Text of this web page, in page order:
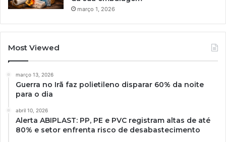
março 1, 2026
Most Viewed
março 13, 2026
Guerra no Irã faz polietileno disparar 60% da noite
para o dia
abril 10, 2026
Alerta ABIPLAST: PP, PE e PVC registram altas de até
80% e setor enfrenta risco de desabastecimento